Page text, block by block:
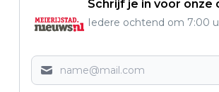
Schrijf je in voor
Iedere ochtend om 7:00